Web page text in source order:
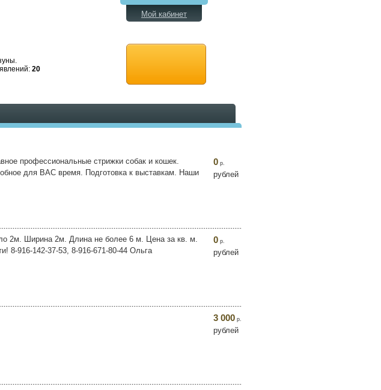
20
Мой кабинет
профессиональные стрижки собак и кошек.
для ВАС время. Подготовка к выставкам. Наши
0 р.
рублей
2м. Ширина 2м. Длина не более 6 м. Цена за кв. м.
8-916-142-37-53, 8-916-671-80-44 Ольга
0 р.
рублей
3 000 р.
рублей